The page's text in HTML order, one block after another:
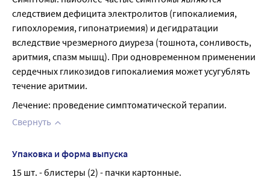
следствием дефицита электролитов (гипокалиемия,
гипохлоремия, гипонатриемия) и дегидратации
вследствие чрезмерного диуреза (тошнота, сонливость,
аритмия, спазм мышц). При одновременном применении
сердечных гликозидов гипокалиемия может усугублять
течение аритмии.
Лечение: проведение симптоматической терапии.
Свернуть
Упаковка и форма выпуска
15 шт. - блистеры (2) - пачки картонные.